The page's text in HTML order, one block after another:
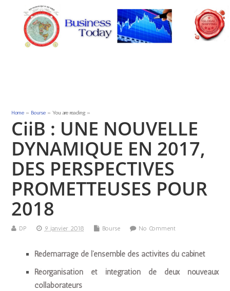
Home» Bourse» You are reading »
CiiB : UNE NOUVELLE
DYNAMIQUE EN 2017,
DES PERSPECTIVES
PROMETTEUSES POUR
2018
DP 9 janvier 2018 Bourse No Comment
Redémarrage de l’ensemble des activités du cabinet
Réorganisation et intégration de deux nouveaux
collaborateurs